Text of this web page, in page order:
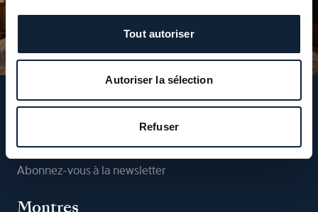
Tout autoriser
Autoriser la sélection
Refuser
Suivez-nous
Abonnez-vous à la newsletter